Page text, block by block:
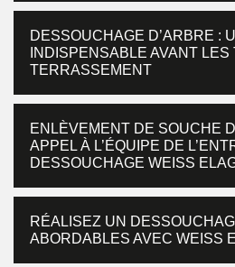
DESSOUCHAGE D’ARBRE :
INDISPENSABLE AVANT
TERRASSEMENT
ENLÈVEMENT DE SOUCHE
APPEL À L’ÉQUIPE DE
DESSOUCHAGE WEISS
RÉALISEZ UN
ABORDABLES AVEC WEISS